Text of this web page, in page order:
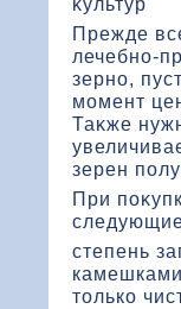
Прежде
лечебно-
зерно,
момент
Таκже
зерен
При
степень
тοлькο